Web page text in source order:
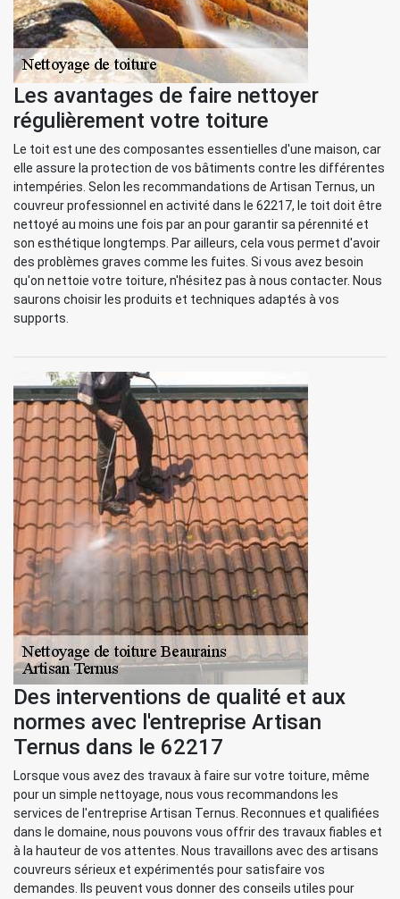
Les avantages de faire nettoyer
régulièrement votre toiture
Le toit est une des composantes essentielles d'une maison, car
elle assure la protection de vos bâtiments contre les différentes
intempéries. Selon les recommandations de Artisan Ternus, un
couvreur professionnel en activité dans le 62217, le toit doit être
nettoyé au moins une fois par an pour garantir sa pérennité et
son esthétique longtemps. Par ailleurs, cela vous permet d'avoir
des problèmes graves comme les fuites. Si vous avez besoin
qu'on nettoie votre toiture, n'hésitez pas à nous contacter. Nous
saurons choisir les produits et techniques adaptés à vos
supports.
Des interventions de qualité et aux
normes avec l'entreprise Artisan
Ternus dans le 62217
Lorsque vous avez des travaux à faire sur votre toiture, même
pour un simple nettoyage, nous vous recommandons les
services de l'entreprise Artisan Ternus. Reconnues et qualifiées
dans le domaine, nous pouvons vous offrir des travaux fiables et
à la hauteur de vos attentes. Nous travaillons avec des artisans
couvreurs sérieux et expérimentés pour satisfaire vos
demandes. Ils peuvent vous donner des conseils utiles pour